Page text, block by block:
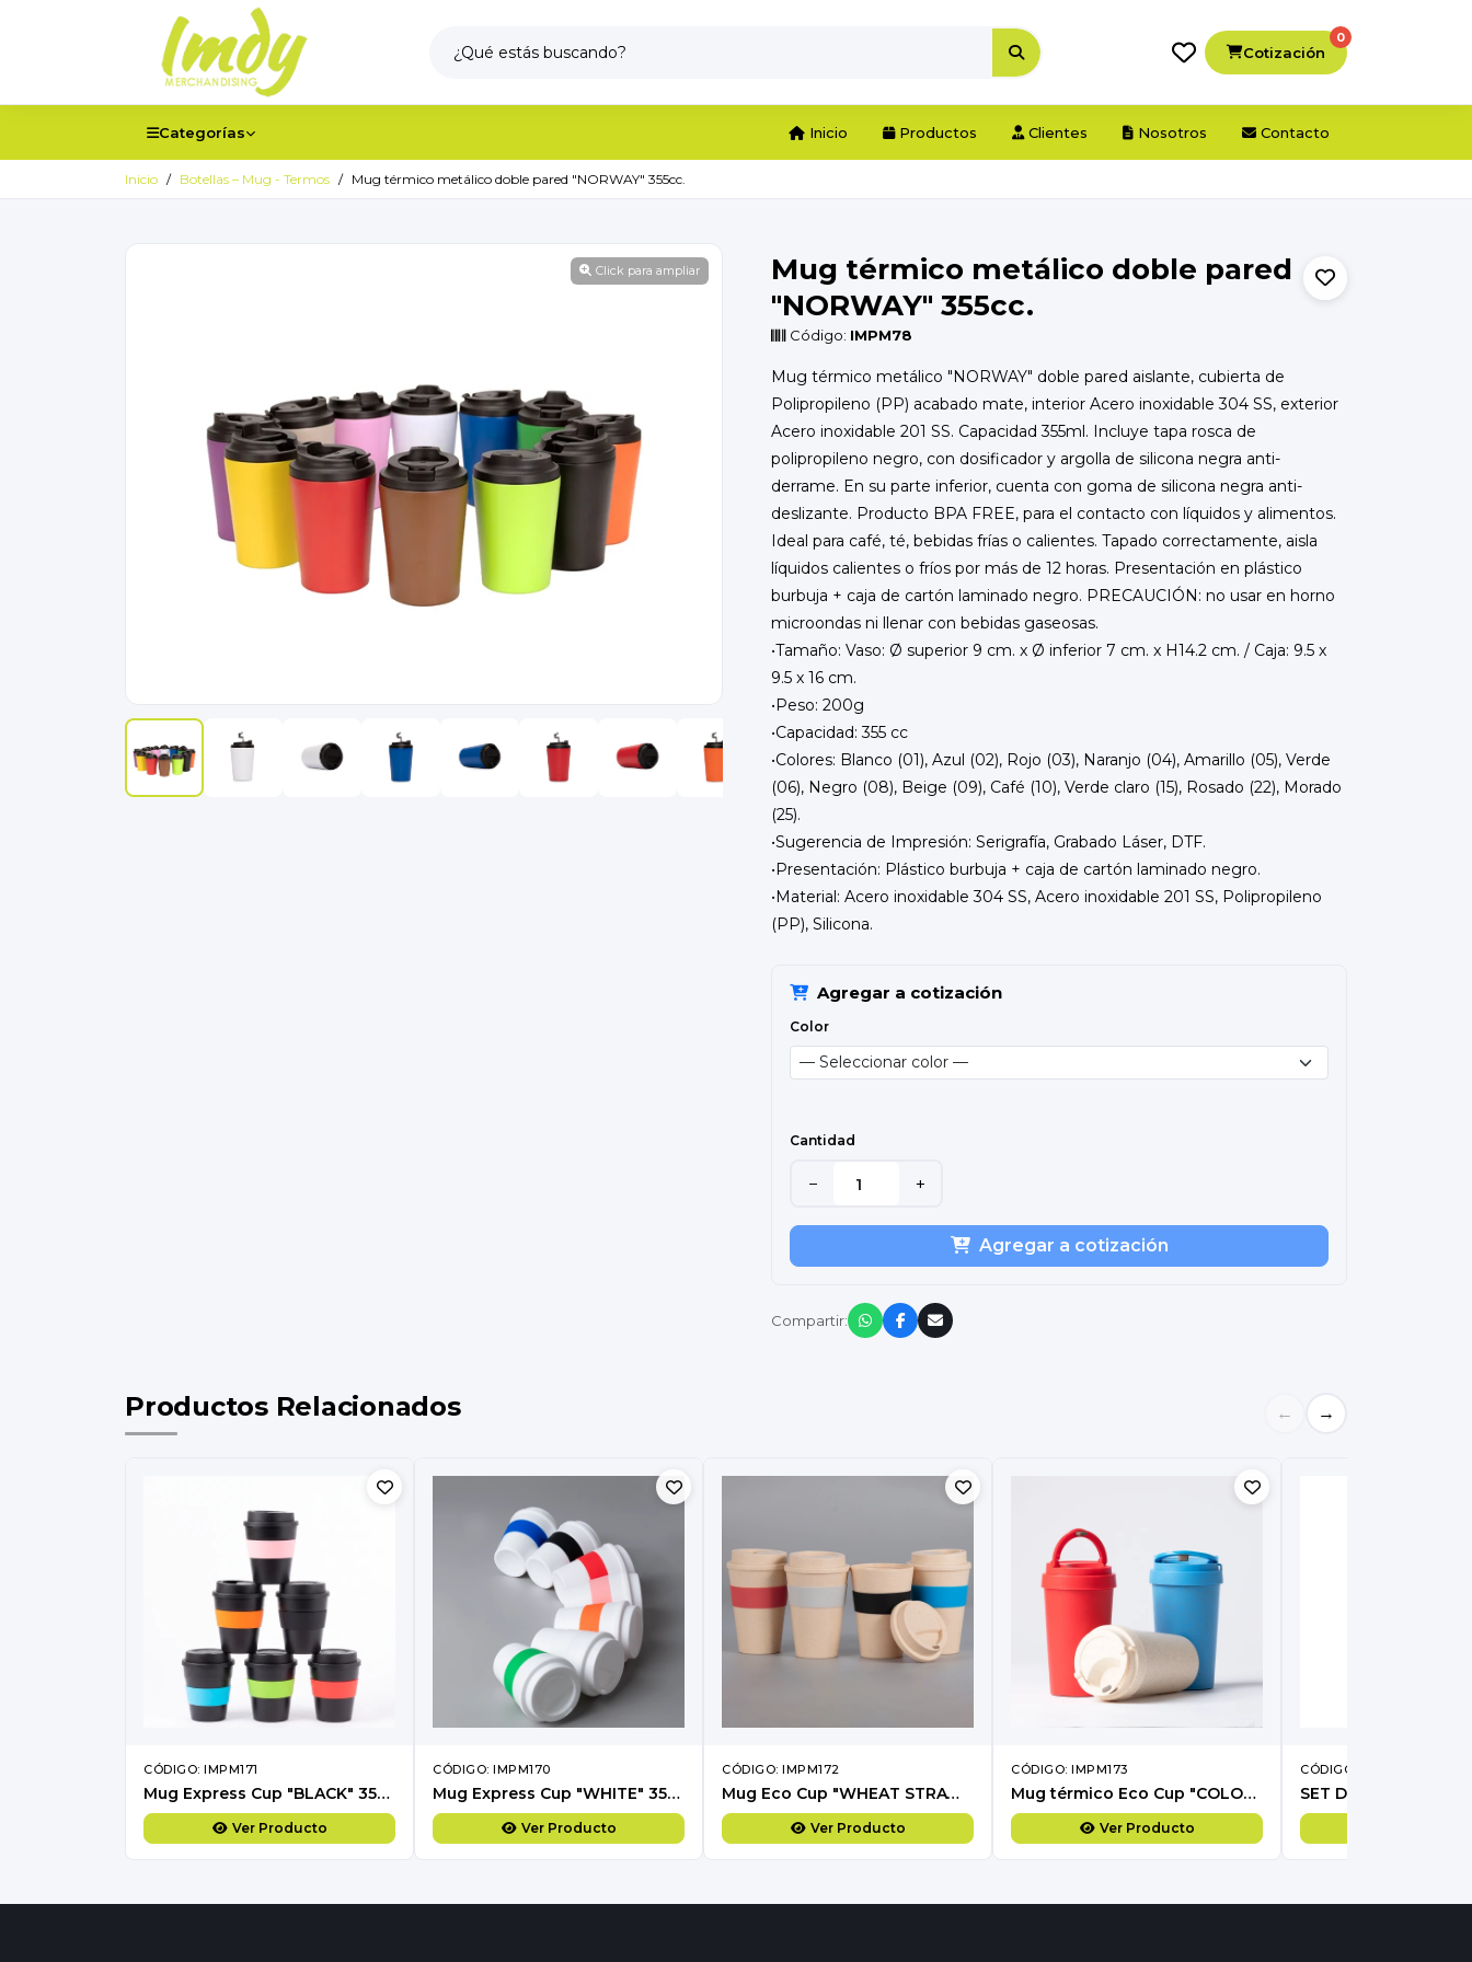
Cotización
0
Categorías Inicio Productos Clientes Nosotros Contacto
Inicio Botellas – Mug - Termos Mug térmico metálico doble pared "NORWAY" 355cc.
Click para ampliar
Mug térmico metálico doble pared
"NORWAY" 355cc.
Código: IMPM78
Mug térmico metálico "NORWAY" doble pared aislante, cubierta de
Polipropileno (PP) acabado mate, interior Acero inoxidable 304 SS, exterior
Acero inoxidable 201 SS. Capacidad 355ml. Incluye tapa rosca de
polipropileno negro, con dosificador y argolla de silicona negra anti-
derrame. En su parte inferior, cuenta con goma de silicona negra anti-
deslizante. Producto BPA FREE, para el contacto con líquidos y alimentos.
Ideal para café, té, bebidas frías o calientes. Tapado correctamente, aisla
líquidos calientes o fríos por más de 12 horas. Presentación en plástico
burbuja + caja de cartón laminado negro. PRECAUCIÓN: no usar en horno
microondas ni llenar con bebidas gaseosas.
•Tamaño: Vaso: Ø superior 9 cm. x Ø inferior 7 cm. x H14.2 cm. / Caja: 9.5 x
9.5 x 16 cm.
•Peso: 200g
•Capacidad: 355 cc
•Colores: Blanco (01), Azul (02), Rojo (03), Naranjo (04), Amarillo (05), Verde
(06), Negro (08), Beige (09), Café (10), Verde claro (15), Rosado (22), Morado
(25).
•Sugerencia de Impresión: Serigrafía, Grabado Láser, DTF.
•Presentación: Plástico burbuja + caja de cartón laminado negro.
•Material: Acero inoxidable 304 SS, Acero inoxidable 201 SS, Polipropileno
(PP), Silicona.
Agregar a cotización
Color
Cantidad
− +
Agregar a cotización
Compartir:
Productos Relacionados ← →
CÓDIGO: IMPM171
Mug Express Cup "BLACK" 356cc con banda silicona
Ver Producto
CÓDIGO: IMPM170
Mug Express Cup "WHITE" 356cc con banda silicona
Ver Producto
CÓDIGO: IMPM172
Mug Eco Cup "WHEAT STRAW" 355cc con banda silicona
Ver Producto
CÓDIGO: IMPM173
Mug térmico Eco Cup "COLOR WHEAT" 360cc
Ver Producto
CÓDIGO: IMCT615
SET DE MATE